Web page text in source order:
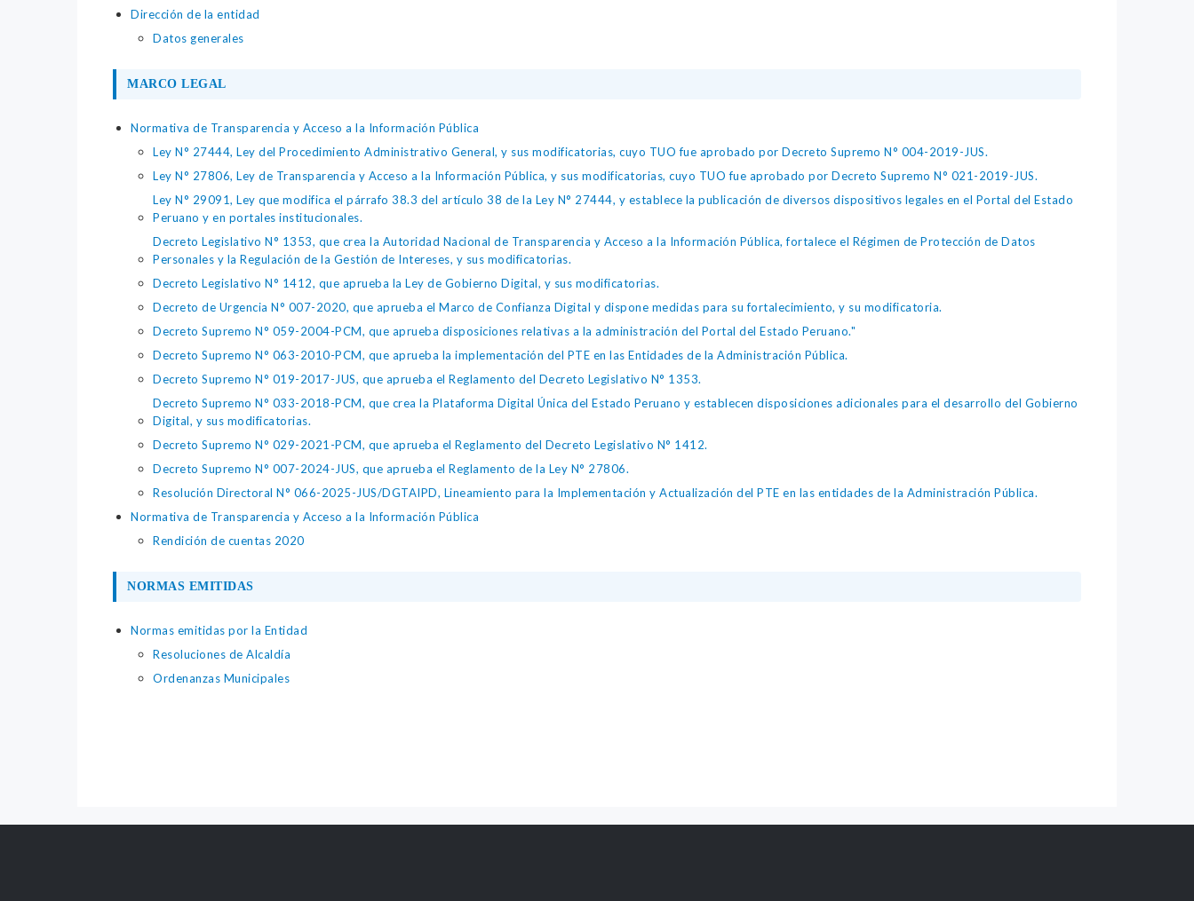
Dirección de la entidad
Datos generales
MARCO LEGAL
Normativa de Transparencia y Acceso a la Información Pública
Ley N° 27444, Ley del Procedimiento Administrativo General, y sus modificatorias, cuyo TUO fue aprobado por Decreto Supremo N° 004-2019-JUS.
Ley N° 27806, Ley de Transparencia y Acceso a la Información Pública, y sus modificatorias, cuyo TUO fue aprobado por Decreto Supremo N° 021-2019-JUS.
Ley N° 29091, Ley que modifica el párrafo 38.3 del artículo 38 de la Ley N° 27444, y establece la publicación de diversos dispositivos legales en el Portal del Estado
Peruano y en portales institucionales.
Decreto Legislativo N° 1353, que crea la Autoridad Nacional de Transparencia y Acceso a la Información Pública, fortalece el Régimen de Protección de Datos
Personales y la Regulación de la Gestión de Intereses, y sus modificatorias.
Decreto Legislativo N° 1412, que aprueba la Ley de Gobierno Digital, y sus modificatorias.
Decreto de Urgencia N° 007-2020, que aprueba el Marco de Confianza Digital y dispone medidas para su fortalecimiento, y su modificatoria.
Decreto Supremo N° 059-2004-PCM, que aprueba disposiciones relativas a la administración del Portal del Estado Peruano."
Decreto Supremo N° 063-2010-PCM, que aprueba la implementación del PTE en las Entidades de la Administración Pública.
Decreto Supremo N° 019-2017-JUS, que aprueba el Reglamento del Decreto Legislativo N° 1353.
Decreto Supremo N° 033-2018-PCM, que crea la Plataforma Digital Única del Estado Peruano y establecen disposiciones adicionales para el desarrollo del Gobierno
Digital, y sus modificatorias.
Decreto Supremo N° 029-2021-PCM, que aprueba el Reglamento del Decreto Legislativo N° 1412.
Decreto Supremo N° 007-2024-JUS, que aprueba el Reglamento de la Ley N° 27806.
Resolución Directoral N° 066-2025-JUS/DGTAIPD, Lineamiento para la Implementación y Actualización del PTE en las entidades de la Administración Pública.
Normativa de Transparencia y Acceso a la Información Pública
Rendición de cuentas 2020
NORMAS EMITIDAS
Normas emitidas por la Entidad
Resoluciones de Alcaldía
Ordenanzas Municipales